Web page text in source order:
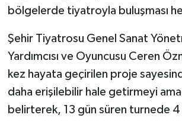
bölgelerde tiyatroyla buluşması
Şehir Tiyatrosu Genel Sanat
Yardımcısı ve Oyuncusu Ceren
kez hayata geçirilen proje
daha erişilebilir hale getirmeyi
belirterek, 13 gün süren turnede